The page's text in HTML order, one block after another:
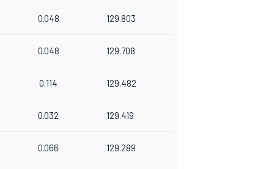
0.048 129.803
0.048 129.708
0.114 129.482
0.032 129.419
0.066 129.289